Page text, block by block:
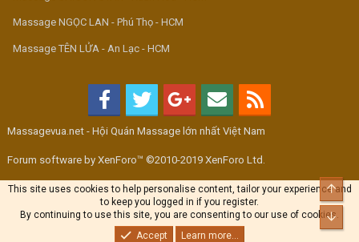
Massage NGỌC LAN - Phú Thọ - HCM
Massage TÊN LỬA - An Lạc - HCM
Massagevua.net - Hội Quán Massage lớn nhất Việt Nam
Forum software by XenForo™ ©2010-2019 XenForo Ltd.
This site uses cookies to help personalise content, tailor your experience and
to keep you logged in if you register.
By continuing to use this site, you are consenting to our use of cookies.
Accept
Learn more...
Top